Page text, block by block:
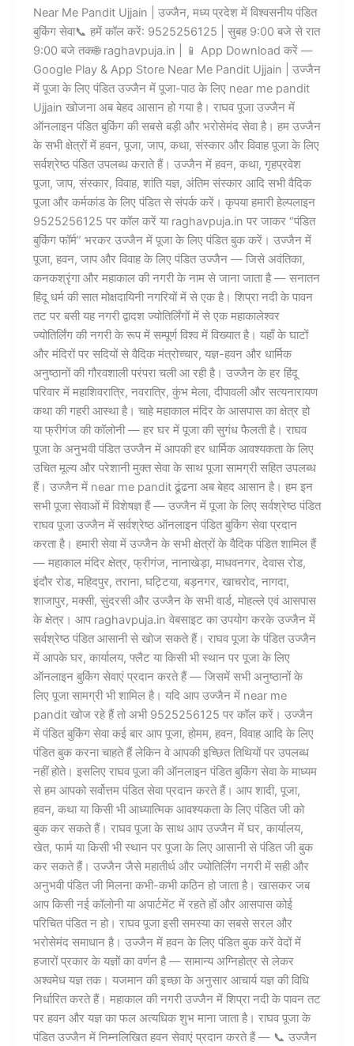
Near Me Pandit Ujjain | उज्जैन, मध्य प्रदेश में विश्वसनीय पंडित
बुकिंग सेवा📞 हमें कॉल करें: 9525256125 | सुबह 9:00 बजे से रात
9:00 बजे तक🌐 raghavpuja.in | 📱 App Download करें —
Google Play & App Store Near Me Pandit Ujjain | उज्जैन
में पूजा के लिए पंडित उज्जैन में पूजा-पाठ के लिए near me pandit
Ujjain खोजना अब बेहद आसान हो गया है। राघव पूजा उज्जैन में
ऑनलाइन पंडित बुकिंग की सबसे बड़ी और भरोसेमंद सेवा है। हम उज्जैन
के सभी क्षेत्रों में हवन, पूजा, जाप, कथा, संस्कार और विवाह पूजा के लिए
सर्वश्रेष्ठ पंडित उपलब्ध कराते हैं। उज्जैन में हवन, कथा, गृहप्रवेश
पूजा, जाप, संस्कार, विवाह, शांति यज्ञ, अंतिम संस्कार आदि सभी वैदिक
पूजा और कर्मकांड के लिए पंडित से संपर्क करें। कृपया हमारी हेल्पलाइन
9525256125 पर कॉल करें या raghavpuja.in पर जाकर “पंडित
बुकिंग फॉर्म” भरकर उज्जैन में पूजा के लिए पंडित बुक करें। उज्जैन में
पूजा, हवन, जाप और विवाह के लिए पंडित उज्जैन — जिसे अवंतिका,
कनकश्रृंगा और महाकाल की नगरी के नाम से जाना जाता है — सनातन
हिंदू धर्म की सात मोक्षदायिनी नगरियों में से एक है। शिप्रा नदी के पावन
तट पर बसी यह नगरी द्वादश ज्योतिर्लिंगों में से एक महाकालेश्वर
ज्योतिर्लिंग की नगरी के रूप में सम्पूर्ण विश्व में विख्यात है। यहाँ के घाटों
और मंदिरों पर सदियों से वैदिक मंत्रोच्चार, यज्ञ-हवन और धार्मिक
अनुष्ठानों की गौरवशाली परंपरा चली आ रही है। उज्जैन के हर हिंदू
परिवार में महाशिवरात्रि, नवरात्रि, कुंभ मेला, दीपावली और सत्यनारायण
कथा की गहरी आस्था है। चाहे महाकाल मंदिर के आसपास का क्षेत्र हो
या फ्रीगंज की कॉलोनी — हर घर में पूजा की सुगंध फैलती है। राघव
पूजा के अनुभवी पंडित उज्जैन में आपकी हर धार्मिक आवश्यकता के लिए
उचित मूल्य और परेशानी मुक्त सेवा के साथ पूजा सामग्री सहित उपलब्ध
हैं। उज्जैन में near me pandit ढूंढना अब बेहद आसान है। हम इन
सभी पूजा सेवाओं में विशेषज्ञ हैं — उज्जैन में पूजा के लिए सर्वश्रेष्ठ पंडित
राघव पूजा उज्जैन में सर्वश्रेष्ठ ऑनलाइन पंडित बुकिंग सेवा प्रदान
करता है। हमारी सेवा में उज्जैन के सभी क्षेत्रों के वैदिक पंडित शामिल हैं
— महाकाल मंदिर क्षेत्र, फ्रीगंज, नानाखेड़ा, माधवनगर, देवास रोड,
इंदौर रोड, महिदपुर, तराना, घट्टिया, बड़नगर, खाचरोद, नागदा,
शाजापुर, मक्सी, सुंदरसी और उज्जैन के सभी वार्ड, मोहल्ले एवं आसपास
के क्षेत्र। आप raghavpuja.in वेबसाइट का उपयोग करके उज्जैन में
सर्वश्रेष्ठ पंडित आसानी से खोज सकते हैं। राघव पूजा के पंडित उज्जैन
में आपके घर, कार्यालय, फ्लैट या किसी भी स्थान पर पूजा के लिए
ऑनलाइन बुकिंग सेवाएं प्रदान करते हैं — जिसमें सभी अनुष्ठानों के
लिए पूजा सामग्री भी शामिल है। यदि आप उज्जैन में near me
pandit खोज रहे हैं तो अभी 9525256125 पर कॉल करें। उज्जैन
में पंडित बुकिंग सेवा कई बार आप पूजा, होमम, हवन, विवाह आदि के लिए
पंडित बुक करना चाहते हैं लेकिन वे आपकी इच्छित तिथियों पर उपलब्ध
नहीं होते। इसलिए राघव पूजा की ऑनलाइन पंडित बुकिंग सेवा के माध्यम
से हम आपको सर्वोत्तम पंडित सेवा प्रदान करते हैं। आप शादी, पूजा,
हवन, कथा या किसी भी आध्यात्मिक आवश्यकता के लिए पंडित जी को
बुक कर सकते हैं। राघव पूजा के साथ आप उज्जैन में घर, कार्यालय,
खेत, फार्म या किसी भी स्थान पर पूजा के लिए आसानी से पंडित जी बुक
कर सकते हैं। उज्जैन जैसे महातीर्थ और ज्योतिर्लिंग नगरी में सही और
अनुभवी पंडित जी मिलना कभी-कभी कठिन हो जाता है। खासकर जब
आप किसी नई कॉलोनी या अपार्टमेंट में रहते हों और आसपास कोई
परिचित पंडित न हो। राघव पूजा इसी समस्या का सबसे सरल और
भरोसेमंद समाधान है। उज्जैन में हवन के लिए पंडित बुक करें वेदों में
हजारों प्रकार के यज्ञों का वर्णन है — सामान्य अग्निहोत्र से लेकर
अश्वमेध यज्ञ तक। यजमान की इच्छा के अनुसार आचार्य यज्ञ की विधि
निर्धारित करते हैं। महाकाल की नगरी उज्जैन में शिप्रा नदी के पावन तट
पर हवन और यज्ञ का फल अत्यधिक शुभ माना जाता है। राघव पूजा के
पंडित उज्जैन में निम्नलिखित हवन सेवाएं प्रदान करते हैं — 📞 उज्जैन